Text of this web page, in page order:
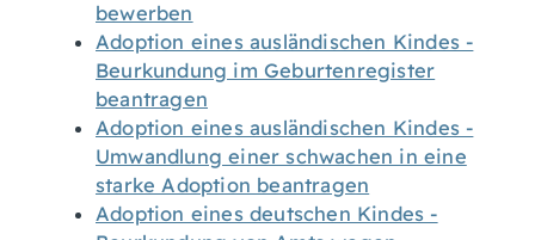
bewerben
Adoption eines ausländischen Kindes -
Beurkundung im Geburtenregister
beantragen
Adoption eines ausländischen Kindes -
Umwandlung einer schwachen in eine
starke Adoption beantragen
Adoption eines deutschen Kindes -